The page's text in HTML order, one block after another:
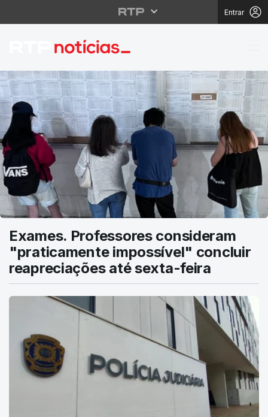
Entrar
RTP Notícias
Exames. Professores consideram
"praticamente impossível" concluir
reapreciações até sexta-feira